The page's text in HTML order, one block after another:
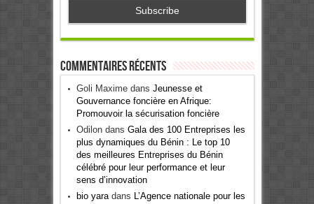
Commentaires récents
Goli Maximedans Jeunesse et
Gouvernance foncière en Afrique:
Promouvoir la sécurisation foncière
Odilondans Gala des 100 Entreprises les
plus dynamiques du Bénin : Le top 10
des meilleures Entreprises du Bénin
célébré pour leur performance et leur
sens d’innovation
bio yaradans L’Agence nationale pour les